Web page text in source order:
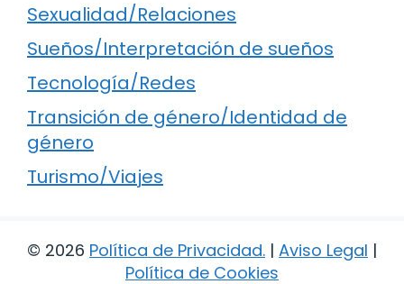
Sexualidad/Relaciones
Sueños/Interpretación de sueños
Tecnología/Redes
Transición de género/Identidad de
género
Turismo/Viajes
© 2026 Política de Privacidad. | Aviso Legal |
Política de Cookies